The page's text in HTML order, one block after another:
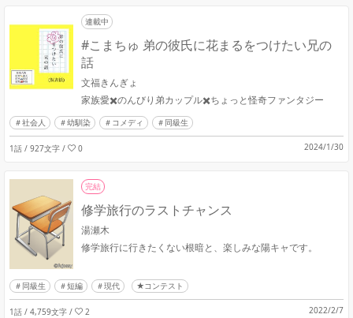
連載中
#こまちゅ 弟の彼氏に花まるをつけたい兄の
話
文福きんぎょ
家族愛✖️のんびり弟カップル✖️ちょっと怪奇ファンタジー
社会人 幼馴染 コメディ 同級生
1話 / 927文字 / 0 2024/1/30
完結
修学旅行のラストチャンス
湯瀬木
修学旅行に行きたくない根暗と、楽しみな陽キャです。
同級生 短編 現代 ★コンテスト
1話 / 4,759文字 / 2 2022/2/7